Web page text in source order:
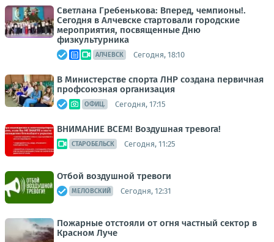
Светлана Гребенькова: Вперед, чемпионы!.
Сегодня в Алчевске стартовали городские
мероприятия, посвященные Дню
физкультурника
АЛЧЕВСК Сегодня, 18:10
В Министерстве спорта ЛНР создана первичная
профсоюзная организация
ОФИЦ. Сегодня, 17:15
ВНИМАНИЕ ВСЕМ! Воздушная тревога!
СТАРОБЕЛЬСК Сегодня, 11:25
Отбой воздушной тревоги
МЕЛОВСКИЙ Сегодня, 12:31
Пожарные отстояли от огня частный сектор в
Красном Луче